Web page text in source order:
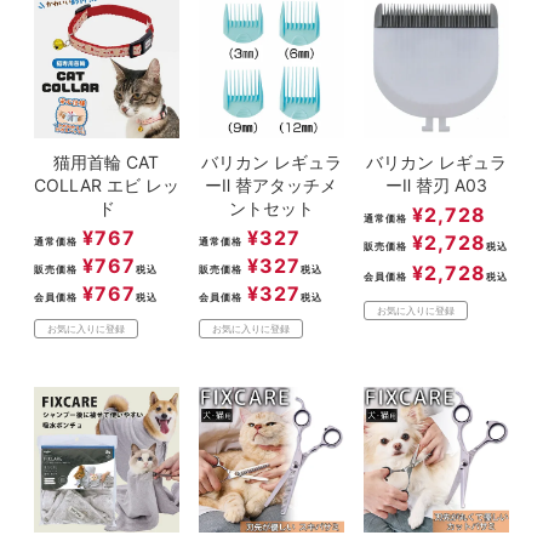
猫用首輪 CAT
COLLAR エビ レッ
ド
通常価格 ¥767
販売価格 ¥767 税込
会員価格 ¥767 税込
お気に入りに登録
バリカン レギュラ
ーⅡ 替アタッチメ
ントセット
通常価格 ¥327
販売価格 ¥327 税込
会員価格 ¥327 税込
お気に入りに登録
バリカン レギュラ
ーⅡ 替刃 A03
通常価格 ¥2,728
販売価格 ¥2,728 税込
会員価格 ¥2,728 税込
お気に入りに登録